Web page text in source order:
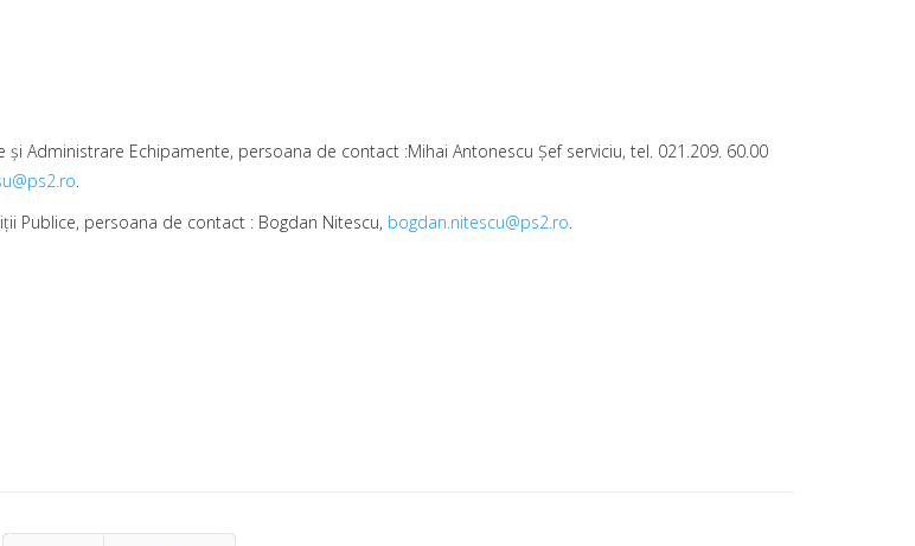
Administrare Echipamente, persoana de contact :Mihai Antonescu Şef serviciu, tel. 021.209. 60.00
.
Publice, persoana de contact : Bogdan Nitescu, bogdan.nitescu@ps2.ro.